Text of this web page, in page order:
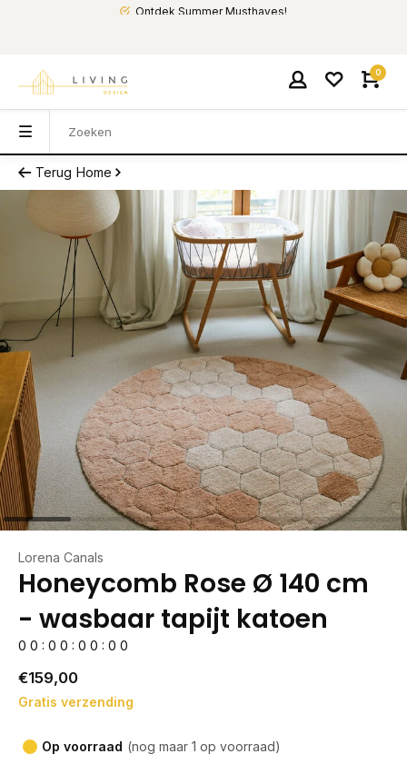
Ontdek Summer Musthaves!
0
Terug Home
Lorena Canals
Honeycomb Rose Ø 140 cm
- wasbaar tapijt katoen
0 0 : 0 0 : 0 0 : 0 0
€159,00
Gratis verzending
Op voorraad (nog maar 1 op voorraad)